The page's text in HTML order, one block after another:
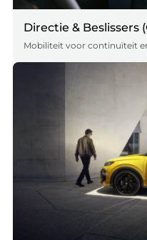
Directie & Beslissers
Mobiliteit voor continuïteit